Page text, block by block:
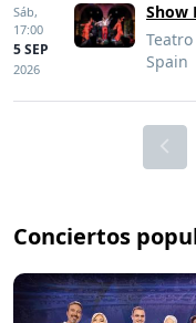
Sáb,
17:00
5 SEP
2026
Show
Spain
Conciertos